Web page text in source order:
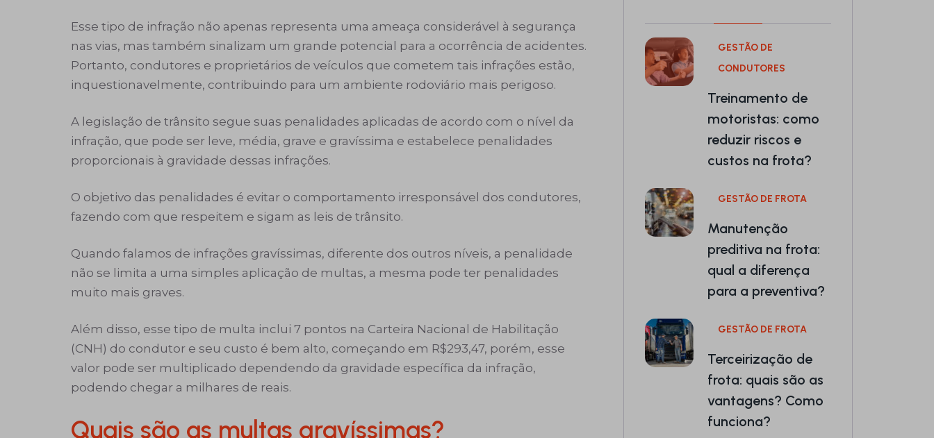
Esse tipo de infração não apenas representa uma ameaça considerável à segurança
nas vias, mas também sinalizam um grande potencial para a ocorrência de acidentes.
Portanto, condutores e proprietários de veículos que cometem tais infrações estão,
inquestionavelmente, contribuindo para um ambiente rodoviário mais perigoso.
A legislação de trânsito segue suas penalidades aplicadas de acordo com o nível da
infração, que pode ser leve, média, grave e gravíssima e estabelece penalidades
proporcionais à gravidade dessas infrações.
O objetivo das penalidades é evitar o comportamento irresponsável dos condutores,
fazendo com que respeitem e sigam as leis de trânsito.
Quando falamos de infrações gravíssimas, diferente dos outros níveis, a penalidade
não se limita a uma simples aplicação de multas, a mesma pode ter penalidades
muito mais graves.
Além disso, esse tipo de multa inclui 7 pontos na Carteira Nacional de Habilitação
(CNH) do condutor e seu custo é bem alto, começando em R$293,47, porém, esse
valor pode ser multiplicado dependendo da gravidade específica da infração,
podendo chegar a milhares de reais.
Quais são as multas gravíssimas?
GESTÃO DE
CONDUTORES
Treinamento de
motoristas: como
reduzir riscos e
custos na frota?
GESTÃO DE FROTA
Manutenção
preditiva na frota:
qual a diferença
para a preventiva?
GESTÃO DE FROTA
Terceirização de
frota: quais são as
vantagens? Como
funciona?